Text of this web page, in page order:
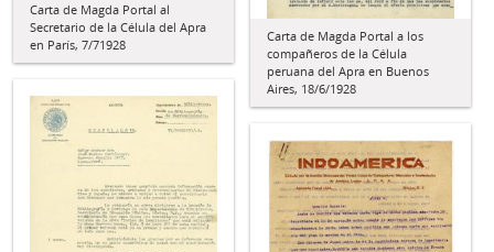
Carta de Magda Portal al
Secretario de la Célula del Apra
en París, 7/71928
Carta de Magda Portal a los
compañeros de la Célula
peruana del Apra en Buenos
Aires, 18/6/1928